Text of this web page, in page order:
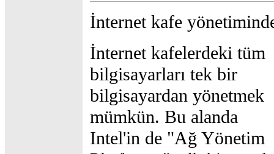
İnternet kafe
İnternet kafelerdeki tüm
bilgisayarları tek bir
bilgisayardan yönetmek
mümkün. Bu alanda
Intel'in de "Ağ Yönetim